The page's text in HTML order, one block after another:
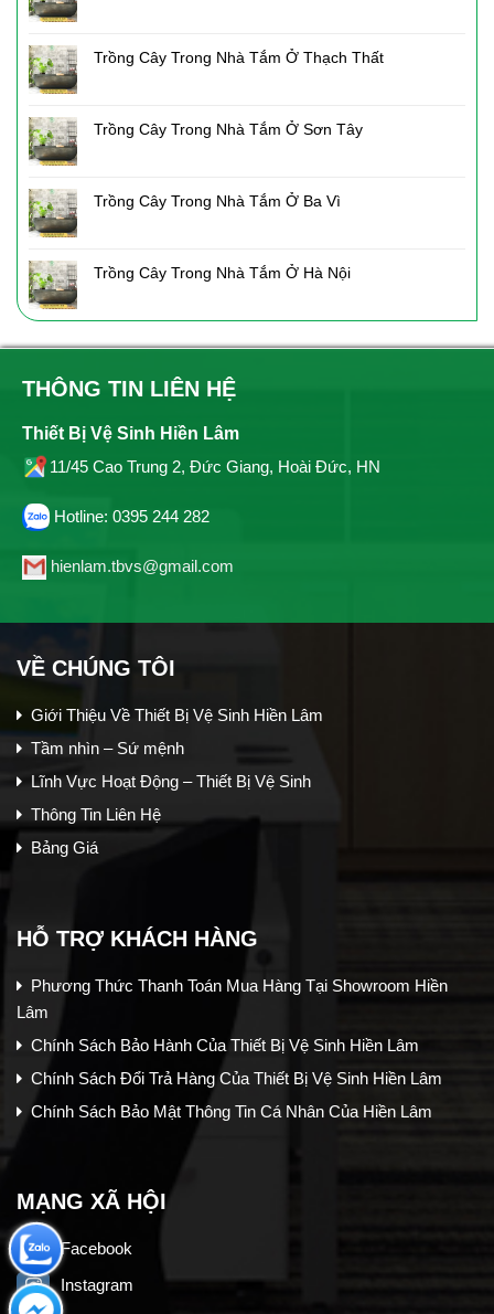
Trồng Cây Trong Nhà Tắm Ở Thạch Thất
Trồng Cây Trong Nhà Tắm Ở Sơn Tây
Trồng Cây Trong Nhà Tắm Ở Ba Vì
Trồng Cây Trong Nhà Tắm Ở Hà Nội
THÔNG TIN LIÊN HỆ
Thiết Bị Vệ Sinh Hiền Lâm
11/45 Cao Trung 2, Đức Giang, Hoài Đức, HN
Hotline: 0395 244 282
hienlam.tbvs@gmail.com
VỀ CHÚNG TÔI
Giới Thiệu Về Thiết Bị Vệ Sinh Hiền Lâm
Tầm nhìn – Sứ mệnh
Lĩnh Vực Hoạt Động – Thiết Bị Vệ Sinh
Thông Tin Liên Hệ
Bảng Giá
HỖ TRỢ KHÁCH HÀNG
Phương Thức Thanh Toán Mua Hàng Tại Showroom Hiền
Lâm
Chính Sách Bảo Hành Của Thiết Bị Vệ Sinh Hiền Lâm
Chính Sách Đổi Trả Hàng Của Thiết Bị Vệ Sinh Hiền Lâm
Chính Sách Bảo Mật Thông Tin Cá Nhân Của Hiền Lâm
MẠNG XÃ HỘI
Facebook
Instagram